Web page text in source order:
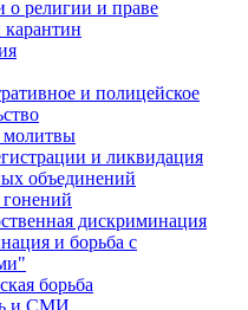
о религии и праве
и полицейское
молитвы
и ликвидация
объединений
дискриминация
и борьба с
борьба